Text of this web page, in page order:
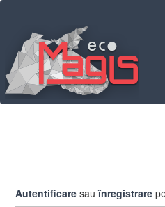
conţinutul
principal
Autentificare sauînregistrare